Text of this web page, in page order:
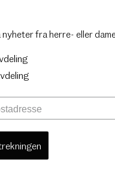
nyheter fra herre- eller